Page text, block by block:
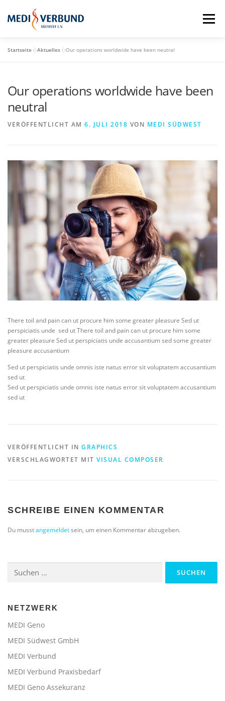
Inhalt
springen
Menü
MEDI VORTEILE PRAXISBEDARF-SHOP
MEDI SÜDWEST GMBH MITGLIEDSCHAFT
Startseite »Aktuelles »Our operations worldwide have been neutral
Our operations worldwide have been
neutral
VERÖFFENTLICHT AM 6. JULI 2018 VON MEDI SÜDWEST
There toil and pain can ut procure him some greater pleasure Sed ut
perspiciatis unde sed ut There toil and pain can ut procure him some
greater pleasure Sed ut perspiciatis unde accusantium sed some greater
pleasure accusantium
Sed ut perspiciatis unde omnis iste natus error sit voluptatem accusantium
sed ut
Sed ut perspiciatis unde omnis iste natus error sit voluptatem accusantium
sed ut
VERÖFFENTLICHT IN GRAPHICS
VERSCHLAGWORTET MIT VISUAL COMPOSER
SCHREIBE EINEN KOMMENTAR
Du musstangemeldetsein, um einen Kommentar abzugeben.
nach:
NETZWERK
MEDI Geno
MEDI Südwest GmbH
MEDI Verbund
MEDI Verbund Praxisbedarf
MEDI Geno Assekuranz